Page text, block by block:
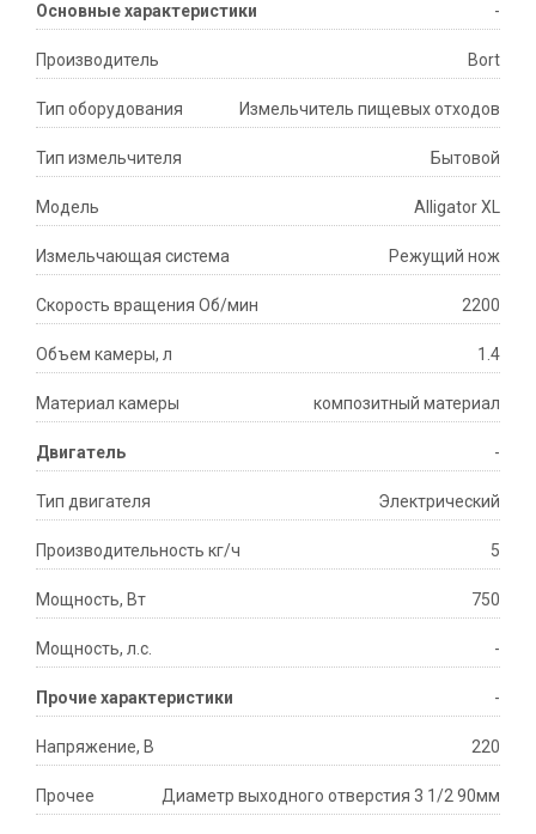
Основные характеристики -
Производитель Bort
Тип оборудования Измельчитель пищевых отходов
Тип измельчителя Бытовой
Модель Alligator XL
Измельчающая система Режущий нож
Скорость вращения Об/мин 2200
Объем камеры, л 1.4
Материал камеры композитный материал
Двигатель -
Тип двигателя Электрический
Производительность кг/ч 5
Мощность, Вт 750
Мощность, л.с. -
Прочие характеристики -
Напряжение, В 220
Прочее Диаметр выходного отверстия 3 1/2 90мм